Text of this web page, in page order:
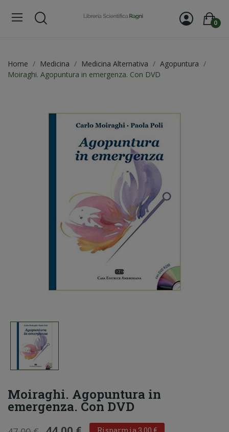
0
Home Medicina Medicina Alternativa
Agopuntura
Moiraghi. Agopuntura in emergenza. Con DVD
Moiraghi. Agopuntura in
emergenza. Con DVD
Risparmia 3,00 €